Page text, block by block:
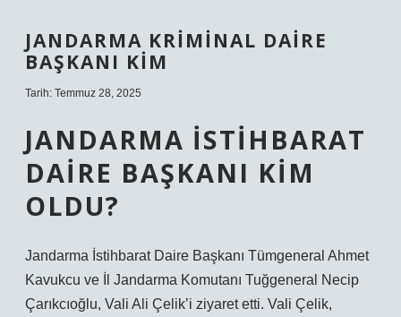
JANDARMA KRIMINAL DAIRE
BAŞKANI KIM
Tarih: Temmuz 28, 2025
JANDARMA İSTIHBARAT
DAIRE BAŞKANI KIM
OLDU?
Jandarma İstihbarat Daire Başkanı Tümgeneral Ahmet
Kavukcu ve İl Jandarma Komutanı Tuğgeneral Necip
Çarıkcıoğlu, Vali Ali Çelik’i ziyaret etti. Vali Çelik,